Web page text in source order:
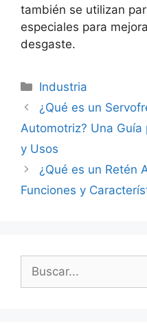
también se utilizan
especiales para
desgaste.
Categorías
Industria
¿Qué es un
Automotriz? Una Guía
y Usos
¿Qué es un Retén
Funciones y